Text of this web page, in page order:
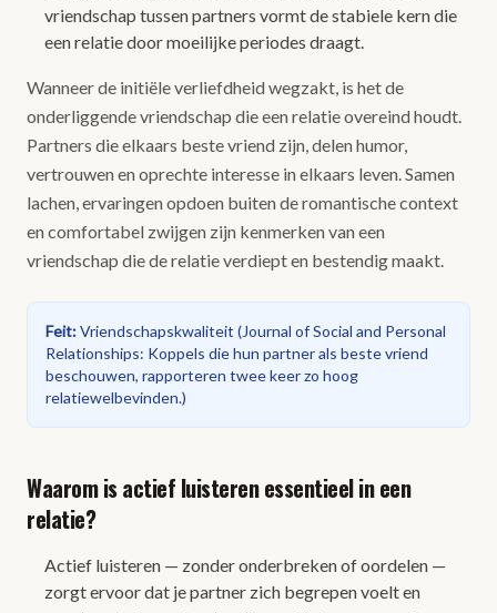
vriendschap tussen partners vormt de stabiele kern die
een relatie door moeilijke periodes draagt.
Wanneer de initiële verliefdheid wegzakt, is het de
onderliggende vriendschap die een relatie overeind houdt.
Partners die elkaars beste vriend zijn, delen humor,
vertrouwen en oprechte interesse in elkaars leven. Samen
lachen, ervaringen opdoen buiten de romantische context
en comfortabel zwijgen zijn kenmerken van een
vriendschap die de relatie verdiept en bestendig maakt.
Feit:Vriendschapskwaliteit (Journal of Social and Personal
Relationships: Koppels die hun partner als beste vriend
beschouwen, rapporteren twee keer zo hoog
relatiewelbevinden.)
Waarom is actief luisteren essentieel in een
relatie?
Actief luisteren — zonder onderbreken of oordelen —
zorgt ervoor dat je partner zich begrepen voelt en